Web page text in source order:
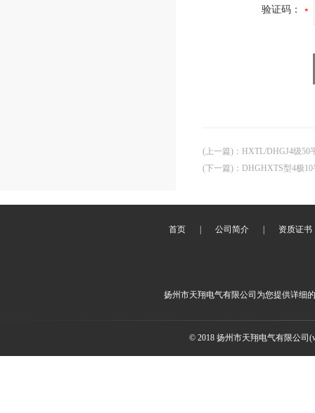
验证码：
(上一篇) ： HXTL/DHGJ4级50
(下一篇) ： DHGHXTS型4极
首页 公司简介 资质证书
扬州市天翔电气有限公司为您提供详细的
© 2018 扬州市天翔电气有限公司